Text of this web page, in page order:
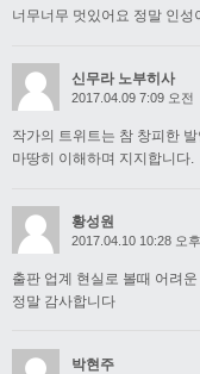
너무너무 멋있어요 정말 인성
신무라 노부히사
2017.04.09 7:09 오전
작가의 트위트는 참 창피한
마땅히 이해하며 지지합니다.
황성원
2017.04.10 10:28 오후
출판 업계 현실로 볼때 어려운
정말 감사합니다
박현주